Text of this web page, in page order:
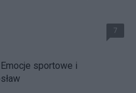
7
sportowe i